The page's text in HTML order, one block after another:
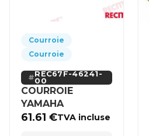
Courroie
Courroie
REC67F-46241-
00
COURROIE
YAMAHA
61.61€TVA incluse